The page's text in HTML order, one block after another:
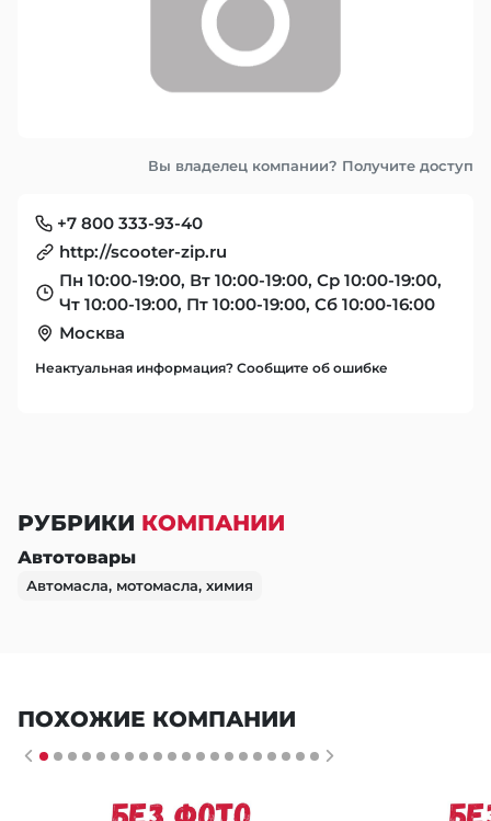
Вы владелец компании? Получите доступ
+7 800 333-93-40
http://scooter-zip.ru
Пн 10:00-19:00, Вт 10:00-19:00, Ср 10:00-19:00,
Чт 10:00-19:00, Пт 10:00-19:00, Сб 10:00-16:00
Москва
Неактуальная информация? Сообщите об ошибке
РУБРИКИ КОМПАНИИ
Автотовары
Автомасла, мотомасла, химия
ПОХОЖИЕ КОМПАНИИ